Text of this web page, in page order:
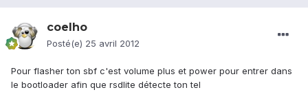
coelho
Posté(e) 25 avril 2012
Pour flasher ton sbf c'est volume plus et power pour entrer dans
le bootloader afin que rsdlite détecte ton tel